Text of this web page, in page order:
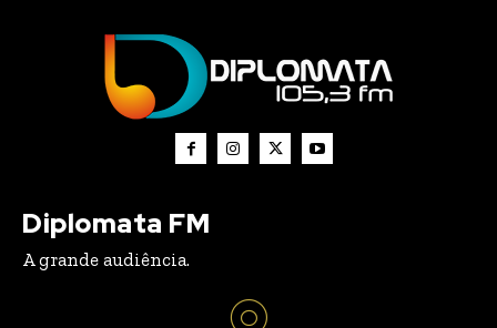
Diplomata FM
A grande audiência.